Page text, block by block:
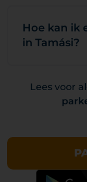
Hoe kan ik
in Tamási?
Lees voor